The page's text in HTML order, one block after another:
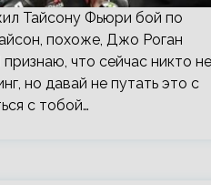
Тайсону Фьюри бой по
похоже, Джо Роган
что сейчас никто не
но давай не путать это с
с тобой…